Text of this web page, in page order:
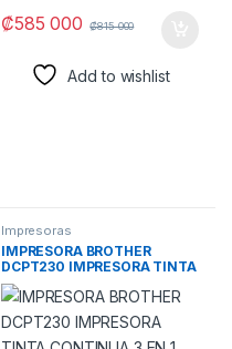
₡585 000 ₡815 000
Add to wishlist
Impresoras
IMPRESORA BROTHER
DCPT230 IMPRESORA TINTA
CONTINUA 3 EN 1 USB 2.0
NEGRO